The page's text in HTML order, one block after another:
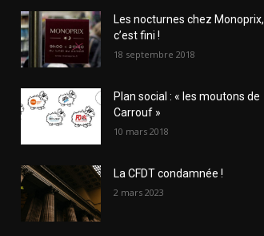
Les nocturnes chez Monoprix,
c’est fini !
18 septembre 2018
Plan social : « les moutons de
Carrouf »
10 mars 2018
La CFDT condamnée !
2 mars 2023